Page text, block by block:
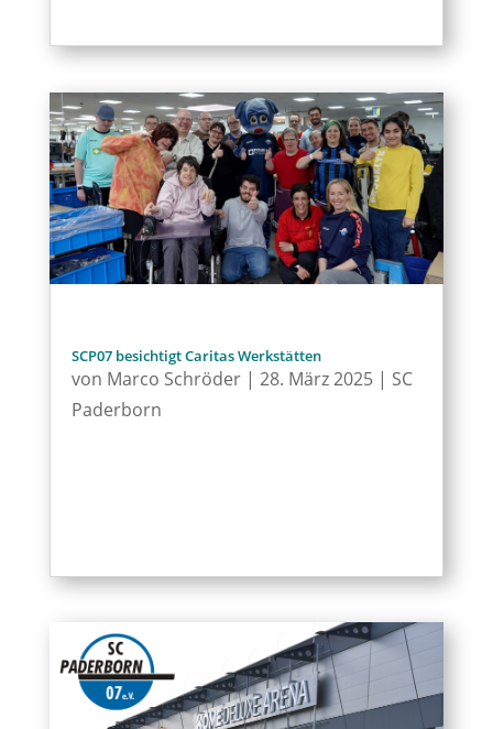
SCP07 besichtigt Caritas Werkstätten
von Marco Schröder| 28. März 2025| SC
Paderborn